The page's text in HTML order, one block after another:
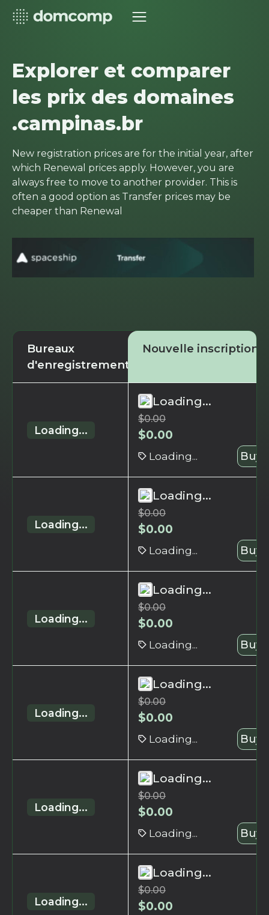
Explorer et comparer
les prix des domaines
.campinas.br
New registration prices are for the initial year, after
which Renewal prices apply. However, you are
always free to move to another provider. This is
often a good option as Transfer prices may be
cheaper than Renewal
Bureaux
d'enregistrement
Nouvelle inscription
Loading...
Loading...
$0.00
$0.00
Loading... Buy
Loading...
Loading...
$0.00
$0.00
Loading... Buy
Loading...
Loading...
$0.00
$0.00
Loading... Buy
Loading...
Loading...
$0.00
$0.00
Loading... Buy
Loading...
Loading...
$0.00
$0.00
Loading... Buy
Loading...
Loading...
$0.00
$0.00